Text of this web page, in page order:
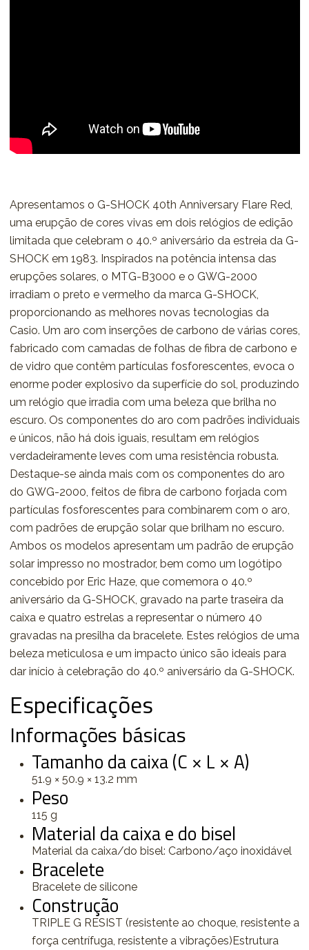
Apresentamos o G-SHOCK 40th Anniversary Flare Red,
uma erupção de cores vivas em dois relógios de edição
limitada que celebram o 40.º aniversário da estreia da G-
SHOCK em 1983. Inspirados na potência intensa das
erupções solares, o MTG-B3000 e o GWG-2000
irradiam o preto e vermelho da marca G-SHOCK,
proporcionando as melhores novas tecnologias da
Casio. Um aro com inserções de carbono de várias cores,
fabricado com camadas de folhas de fibra de carbono e
de vidro que contêm partículas fosforescentes, evoca o
enorme poder explosivo da superfície do sol, produzindo
um relógio que irradia com uma beleza que brilha no
escuro. Os componentes do aro com padrões individuais
e únicos, não há dois iguais, resultam em relógios
verdadeiramente leves com uma resistência robusta.
Destaque-se ainda mais com os componentes do aro
do GWG-2000, feitos de fibra de carbono forjada com
partículas fosforescentes para combinarem com o aro,
com padrões de erupção solar que brilham no escuro.
Ambos os modelos apresentam um padrão de erupção
solar impresso no mostrador, bem como um logótipo
concebido por Eric Haze, que comemora o 40.º
aniversário da G-SHOCK, gravado na parte traseira da
caixa e quatro estrelas a representar o número 40
gravadas na presilha da bracelete. Estes relógios de uma
beleza meticulosa e um impacto único são ideais para
dar início à celebração do 40.º aniversário da G-SHOCK.
Especificações
Informações básicas
Tamanho da caixa (C × L × A)
51.9 × 50.9 × 13.2 mm
Peso
115 g
Material da caixa e do bisel
Material da caixa/do bisel: Carbono/aço inoxidável
Bracelete
Bracelete de silicone
Construção
TRIPLE G RESIST (resistente ao choque, resistente a
força centrífuga, resistente a vibrações)Estrutura